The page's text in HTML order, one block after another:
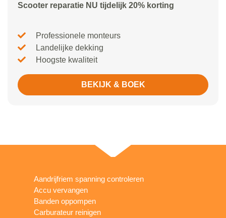
Scooter reparatie NU tijdelijk 20% korting
Professionele monteurs
Landelijke dekking
Hoogste kwaliteit
BEKIJK & BOEK
Aandrijfriem spanning controleren
Accu vervangen
Banden oppompen
Carburateur reinigen